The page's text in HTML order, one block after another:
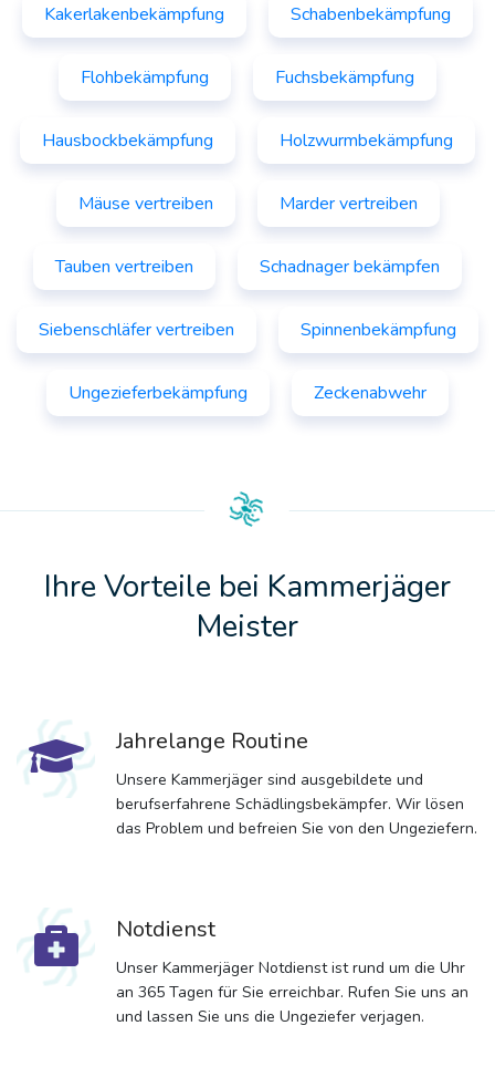
Kakerlakenbekämpfung Schabenbekämpfung
Flohbekämpfung Fuchsbekämpfung
Hausbockbekämpfung Holzwurmbekämpfung
Mäuse vertreiben Marder vertreiben
Tauben vertreiben Schadnager bekämpfen
Siebenschläfer vertreiben Spinnenbekämpfung
Ungezieferbekämpfung Zeckenabwehr
Ihre Vorteile bei Kammerjäger
Meister
Jahrelange Routine
Unsere Kammerjäger sind ausgebildete und
berufserfahrene Schädlingsbekämpfer. Wir lösen
das Problem und befreien Sie von den Ungeziefern.
Notdienst
Unser Kammerjäger Notdienst ist rund um die Uhr
an 365 Tagen für Sie erreichbar. Rufen Sie uns an
und lassen Sie uns die Ungeziefer verjagen.